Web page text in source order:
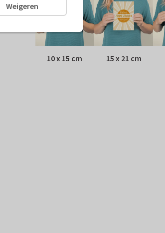
10 x 15 cm 15 x 21 cm
Weigeren